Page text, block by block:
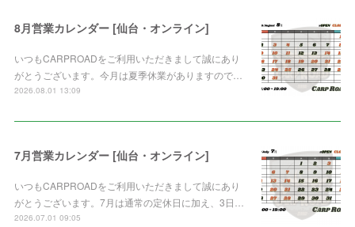
8月営業カレンダー [仙台・オンライン]
いつもCARPROADをご利用いただきまして誠にあり
がとうございます。今月は夏季休業がありますので…
2026.08.01 13:09
7月営業カレンダー [仙台・オンライン]
いつもCARPROADをご利用いただきまして誠にあり
がとうございます。7月は通常の定休日に加え、3日…
2026.07.01 09:05